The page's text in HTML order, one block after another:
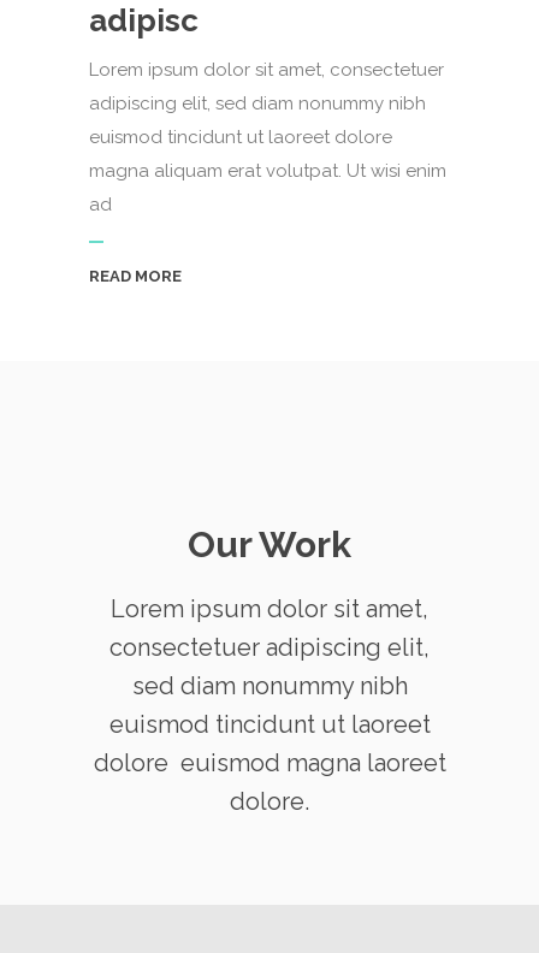
adipisc
Lorem ipsum dolor sit amet, consectetuer
adipiscing elit, sed diam nonummy nibh
euismod tincidunt ut laoreet dolore
magna aliquam erat volutpat. Ut wisi enim
ad
READ MORE
Our Work
Lorem ipsum dolor sit amet,
consectetuer adipiscing elit,
sed diam nonummy nibh
euismod tincidunt ut laoreet
dolore euismod magna laoreet
dolore.